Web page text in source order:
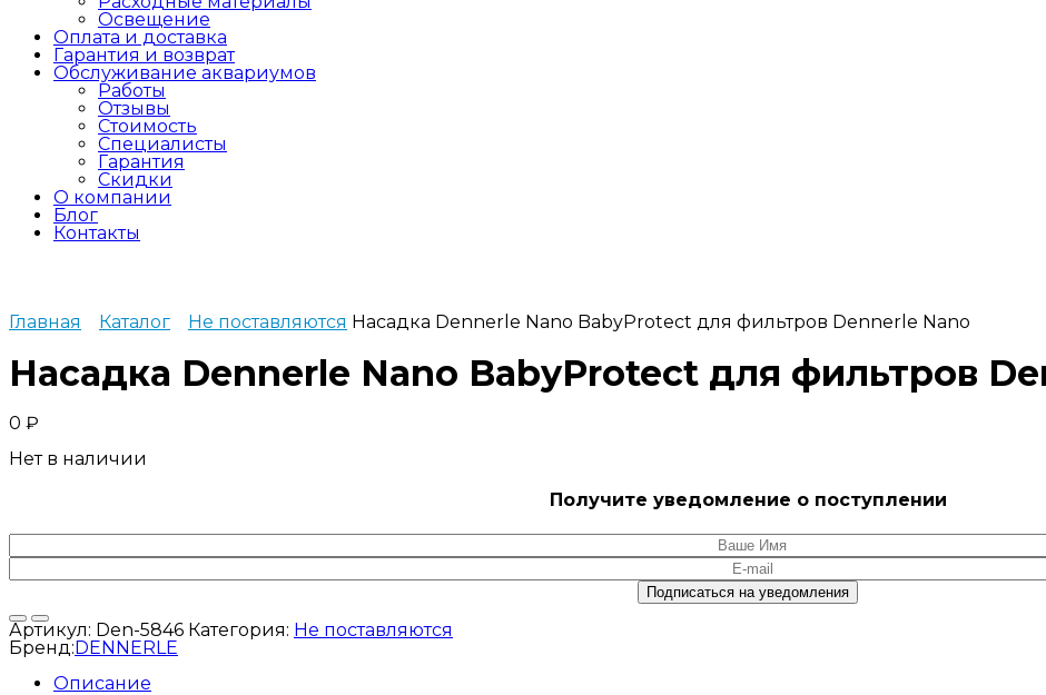
Освещение
Оплата и доставка
Гарантия и возврат
Обслуживание аквариумов
Работы
Отзывы
Стоимость
Специалисты
Гарантия
Скидки
О компании
Блог
Контакты
Главная Каталог Не поставляются Насадка Dennerle Nano BabyProtect для фильтров Dennerle Nano
Насадка Dennerle Nano BabyProtect для фильтров
0 ₽
Нет в наличии
Получите уведомление о поступлении
Артикул: Den-5846 Категория: Не поставляются
Бренд:DENNERLE
Описание